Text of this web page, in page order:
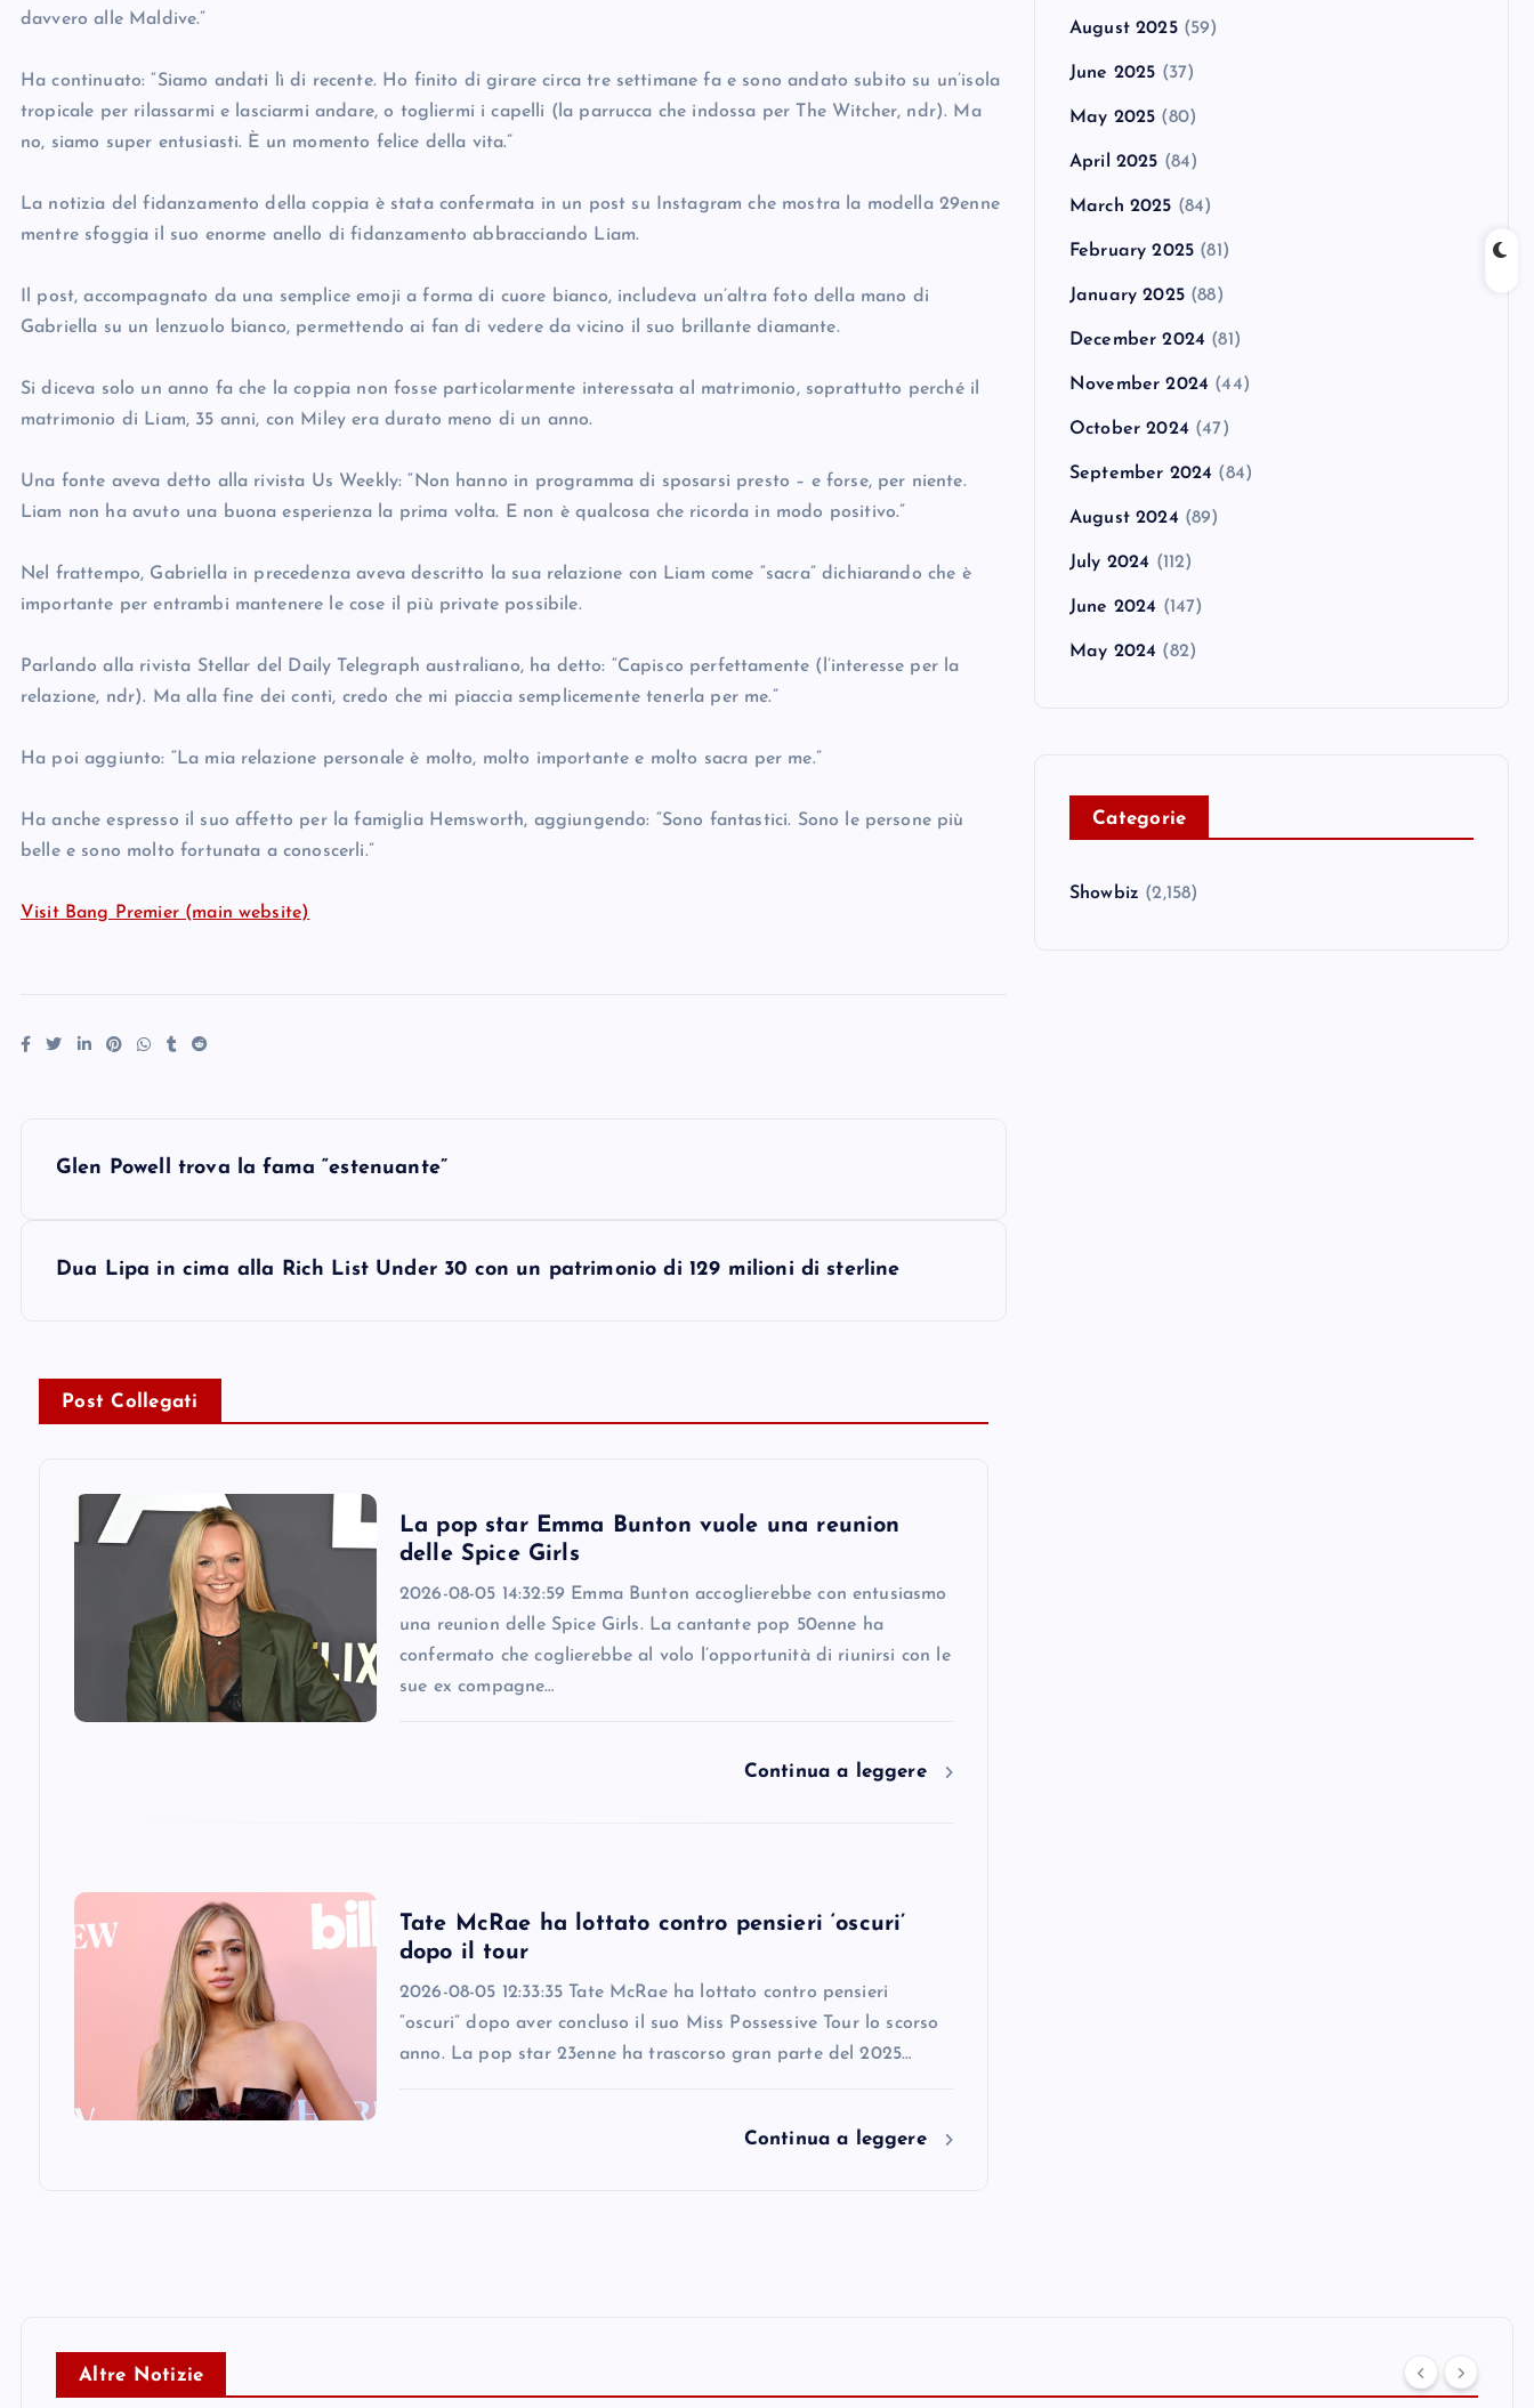
davvero alle Maldive.”
Ha continuato: “Siamo andati lì di recente. Ho finito di girare circa tre settimane fa e sono andato subito su un’isola
tropicale per rilassarmi e lasciarmi andare, o togliermi i capelli (la parrucca che indossa per The Witcher, ndr). Ma
no, siamo super entusiasti. È un momento felice della vita.”
La notizia del fidanzamento della coppia è stata confermata in un post su Instagram che mostra la modella 29enne
mentre sfoggia il suo enorme anello di fidanzamento abbracciando Liam.
Il post, accompagnato da una semplice emoji a forma di cuore bianco, includeva un’altra foto della mano di
Gabriella su un lenzuolo bianco, permettendo ai fan di vedere da vicino il suo brillante diamante.
Si diceva solo un anno fa che la coppia non fosse particolarmente interessata al matrimonio, soprattutto perché il
matrimonio di Liam, 35 anni, con Miley era durato meno di un anno.
Una fonte aveva detto alla rivista Us Weekly: “Non hanno in programma di sposarsi presto – e forse, per niente.
Liam non ha avuto una buona esperienza la prima volta. E non è qualcosa che ricorda in modo positivo.”
Nel frattempo, Gabriella in precedenza aveva descritto la sua relazione con Liam come “sacra” dichiarando che è
importante per entrambi mantenere le cose il più private possibile.
Parlando alla rivista Stellar del Daily Telegraph australiano, ha detto: “Capisco perfettamente (l’interesse per la
relazione, ndr). Ma alla fine dei conti, credo che mi piaccia semplicemente tenerla per me.”
Ha poi aggiunto: “La mia relazione personale è molto, molto importante e molto sacra per me.”
Ha anche espresso il suo affetto per la famiglia Hemsworth, aggiungendo: “Sono fantastici. Sono le persone più
belle e sono molto fortunata a conoscerli.”
Visit Bang Premier (main website)
Glen Powell trova la fama “estenuante”
Dua Lipa in cima alla Rich List Under 30 con un patrimonio di 129 milioni di sterline
Post Collegati
La pop star Emma Bunton vuole una reunion
delle Spice Girls
2026-08-05 14:32:59 Emma Bunton accoglierebbe con entusiasmo
una reunion delle Spice Girls. La cantante pop 50enne ha
confermato che coglierebbe al volo l’opportunità di riunirsi con le
sue ex compagne…
Continua a leggere
Tate McRae ha lottato contro pensieri ‘oscuri’
dopo il tour
2026-08-05 12:33:35 Tate McRae ha lottato contro pensieri
“oscuri” dopo aver concluso il suo Miss Possessive Tour lo scorso
anno. La pop star 23enne ha trascorso gran parte del 2025…
Continua a leggere
August 2025(59)
June 2025 (37)
May 2025 (80)
April 2025 (84)
March 2025 (84)
February 2025 (81)
January 2025(88)
December 2024 (81)
November 2024 (44)
October 2024 (47)
September 2024 (84)
August 2024 (89)
July 2024 (112)
June 2024 (147)
May 2024 (82)
Categorie
Showbiz (2,158)
Altre Notizie